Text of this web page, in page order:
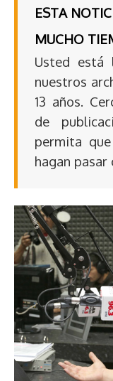
ESTA
MUCHO
Usted está
nuestros
13 años.
de
permita
hagan pasar